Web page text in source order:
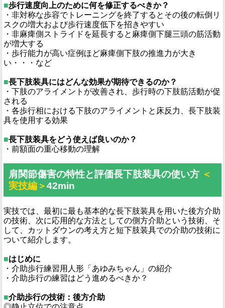
■歩行速度向上のために何を修正するべきか？
・⾮対称な歩容でトレーニングを終了するとその後の転倒リ
スクの増⼤および歩⾏速度低下を招きやすい
・非麻痺側ストライドを延長すると麻痺側下腿三頭の筋活動
が増大する
・歩⾏能⼒が⾼い症例ほど⿇痺側下肢の推進⼒が⼤き
い・・・など
■長下肢装具にはどんな効果が期待できるのか？
・下肢のアライメントが改善され、歩行時の下肢筋活動が促
される
・各歩行相における下肢のアライメントと床反力、長下肢装
具を使用する効果
■長下肢装具をどう使えば良いのか？
・前額面の重心移動の理解
肩関節傷害の特性と評価長下肢装具の使い方 ＜
実技編＞42min
実技では、最初に最も基本的な長下肢装具を用いた後方介助
の技術、次に応用的な方法としての側方介助という技術、そ
して、カットダウンの考え方と短下肢装具での介助の技術に
ついて紹介します。
■はじめに
・介助歩行練習用人形「あゆみちゃん」の紹介
・介助歩行の練習はどう進めるべきか？
■介助歩行の技術：後方介助